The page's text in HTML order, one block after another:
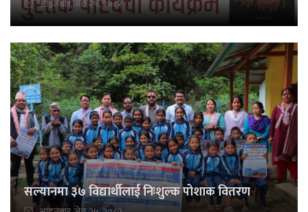
आइतबार, जेठ २५, २०८२
सल्यानमा ३७ विद्यार्थीलाई निःशुल्क पोशाक वितरण